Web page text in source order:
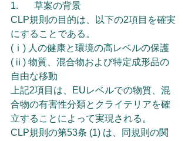
1.	草案の背景
CLP規則の目的は、以下の2項目を確実
にすることである。
(ⅰ) 人の健康と環境の高レベルの保護
(ⅱ) 物質、混合物および特定成形品の
自由な移動
上記2項目は、EUレベルでの物質、混
合物の有害性分類とクライテリアを確
立することによって実現される。
CLP規則の第53条 (1) は、同規則の関